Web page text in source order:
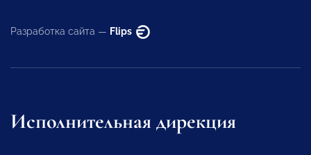
Разработка сайта — Flips
Исполнительная дирекция